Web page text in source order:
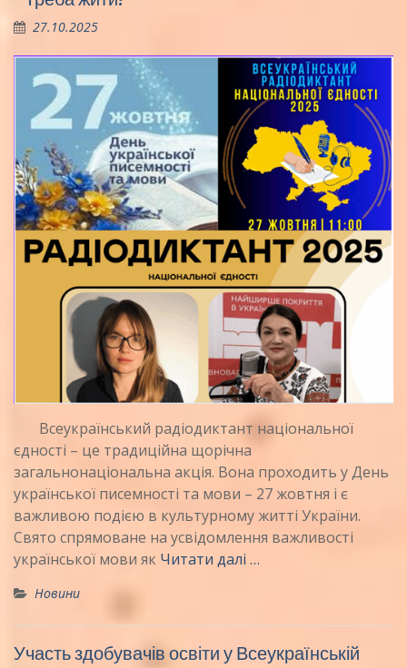
27.10.2025
Всеукраїнський радіодиктант національної
єдності – це традиційна щорічна
загальнонаціональна акція. Вона проходить у День
української писемності та мови – 27 жовтня і є
важливою подією в культурному житті України.
Свято спрямоване на усвідомлення важливості
української мови як Читати далі …
Новини
Участь здобувачів освіти у Всеукраїнській